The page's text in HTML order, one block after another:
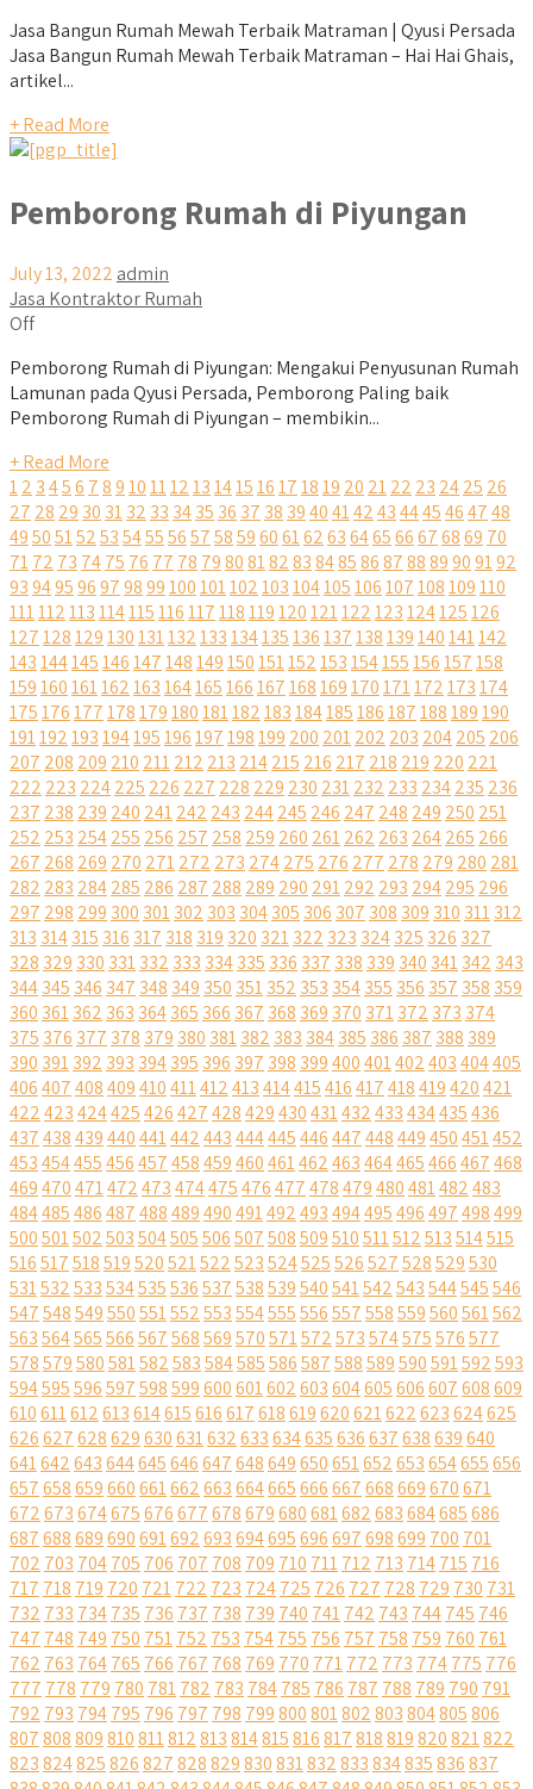
Jasa Bangun Rumah Mewah Terbaik Matraman | Qyusi Persada
Jasa Bangun Rumah Mewah Terbaik Matraman – Hai Hai Ghais,
artikel...
+ Read More
Pemborong Rumah di Piyungan
July 13, 2022 admin
Jasa Kontraktor Rumah
Off
Pemborong Rumah di Piyungan: Mengakui Penyusunan Rumah
Lamunan pada Qyusi Persada, Pemborong Paling baik
Pemborong Rumah di Piyungan – membikin...
+ Read More
12 3456 78910111213141516171819 20 2122 23 2425 26
27 28 29 30 3132 33 3435 36 37 38 39404142434445464748
495051525354555657585960616263646566676869 70
7172 73 7475 76 77 78 7980818283848586878889909192
93949596979899100101102103104105106107108109110
111112113114115116117118119120121122123124125126
127128129130131132133134135136137138139140141142
143144145146147148149150151152153154155156157158
159160161162163164165166167168169170171172173174
175176177178179180181182183184185186187188189190
191192193194195196197198199 200 201202 203 204205 206
207 208 209 210 211212 213 214215 216 217 218 219 220 221
222 223 224225 226 227 228 229 230 231232 233 234235 236
237 238 239 240 241242 243 244245 246 247 248 249 250 251
252 253 254255 256 257 258 259 260 261262 263 264265 266
267 268 269 270 271272 273 274275 276 277 278 279 280 281
282 283 284285 286 287 288 289 290 291292 293 294295 296
297 298 299 300 301302 303 304305 306 307 308 309 310 311312
313 314315 316 317 318 319 320 321322 323 324325 326 327
328 329 330 331332 333 334335 336 337 338 339 340 341342 343
344345 346 347 348 349 350 351352 353 354355 356 357 358 359
360 361362 363 364365 366 367 368 369 370 371372 373 374
375 376 377 378 379 380 381382 383 384385 386 387 388 389
390 391392 393 394395 396 397 398 399400401402403404405
406407408409410411412413414415416417418419420421
422423424425426427428429430431432433434435436
437438439440441442443444445446447448449450451452
453454455456457458459460461462463464465466467468
469470471472473474475476477478479480481482483
484485486487488489490491492493494495496497498499
500501502503504505506507508509510511512513514515
516517518519520521522523524525526527528529530
531532533534535536537538539540541542543544545546
547548549550551552553554555556557558559560561562
563564565566567568569570571572573574575576577
578579580581582583584585586587588589590591592593
594595596597598599600601602603604605606607608609
610611612613614615616617618619620621622623624625
626627628629630631632633634635636637638639640
641642643644645646647648649650651652653654655656
657658659660661662663664665666667668669670671
672673674675676677678679680681682683684685686
687688689690691692693694695696697698699 700 701
702 703 704705 706 707 708 709 710 711712 713 714715 716
717 718 719 720 721722 723 724725 726 727 728 729 730 731
732 733 734735 736 737 738 739 740 741742 743 744745 746
747 748 749 750 751752 753 754755 756 757 758 759 760 761
762 763 764765 766 767 768 769 770 771772 773 774775 776
777 778 779 780 781782 783 784785 786 787 788 789 790 791
792 793 794795 796 797 798 799800801802803804805806
807808809810811812813814815816817818819820821822
823824825826827828829830831832833834835836837